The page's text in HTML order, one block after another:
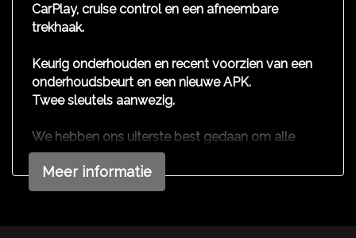
Extra getint glas achter
Mistlampen voor
Parkeersensor voor en achter
Sportonderstel
Overige
CarPlay, cruise control en een afneembare
trekhaak.
Keurig onderhouden en recent voorzien van een
onderhoudsbeurt en een nieuwe APK.
Twee sleutels aanwezig.
We hebben ons uiterste best gedaan om alle
informatie in deze advertentie correct weer te
geven. Er kunnen echter geen rechten worden
ontleend aan de verstrekte informatie in de
Meer informatie